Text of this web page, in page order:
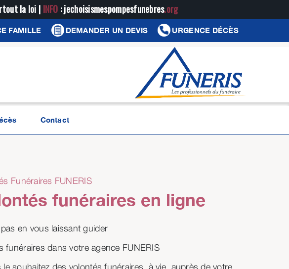
la loi | INFO : jechoisismespompesfunebres.org
FAMILLE DEMANDER UN DEVIS URGENCE DÉCÈS
Contact
Funéraires FUNERIS
funéraires en ligne
en vous laissant guider
funéraires dans votre agence FUNERIS
souhaitez des volontés funéraires, à vie, auprès de votre